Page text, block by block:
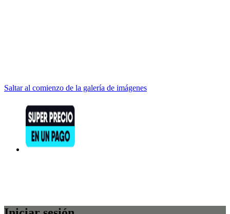
Saltar al comienzo de la galería de imágenes